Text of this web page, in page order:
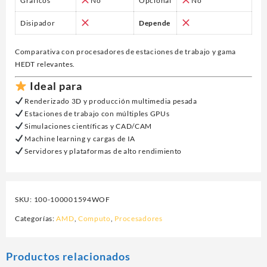
Disipador Depende
Comparativa con procesadores de estaciones de trabajo y gama
HEDT relevantes.
Ideal para
Renderizado 3D y producción multimedia pesada
Estaciones de trabajo con múltiples GPUs
Simulaciones científicas y CAD/CAM
Machine learning y cargas de IA
Servidores y plataformas de alto rendimiento
SKU: 100-100001594WOF
Categorías:AMD, Computo, Procesadores
Productos relacionados